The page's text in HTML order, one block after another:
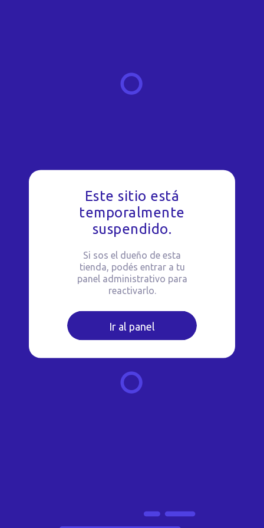
Este sitio está
temporalmente
suspendido.
Si sos el dueño de esta
tienda, podés entrar a tu
panel administrativo para
reactivarlo.
Ir al panel